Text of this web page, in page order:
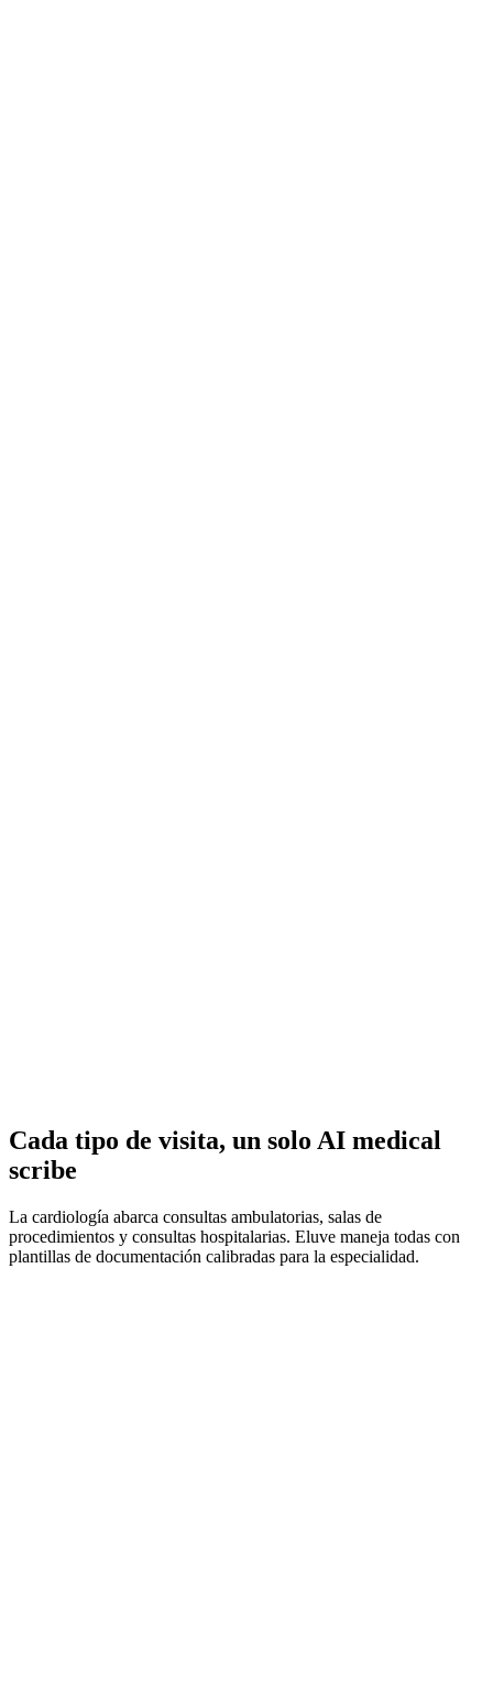
Cada tipo de visita, un solo AI medical
scribe
La cardiología abarca consultas ambulatorias, salas de
procedimientos y consultas hospitalarias. Eluve maneja todas con
plantillas de documentación calibradas para la especialidad.